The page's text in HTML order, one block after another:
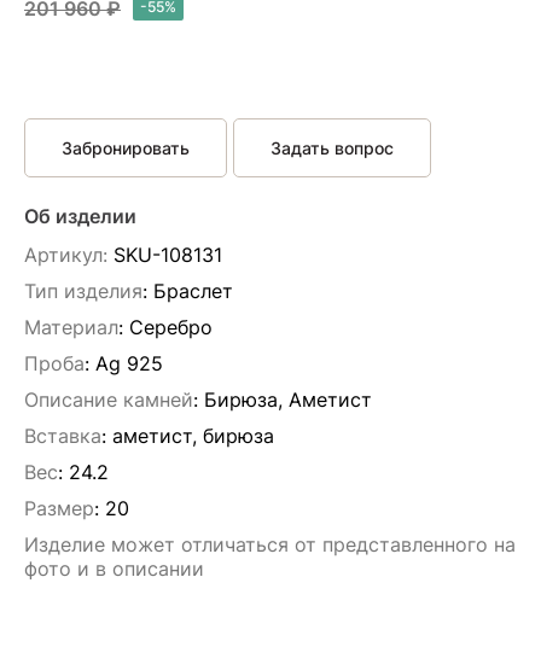
201 960 ₽
Забронировать Задать вопрос
Об изделии
Артикул: SKU-108131
Тип изделия: Браслет
Материал: Серебро
Проба: Ag 925
Описание камней: Бирюза, Аметист
Вставка: аметист, бирюза
Вес: 24.2
Размер: 20
Изделие может отличаться от представленного на
фото и в описании